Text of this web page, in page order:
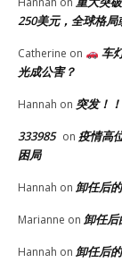
250美元，全球格局
Catherine on
车
光成公害？
Hannah on 突发！
333985 on 疫情高
困局
Hannah on 卸任后
Marianne on 卸任后
Hannah on 卸任后